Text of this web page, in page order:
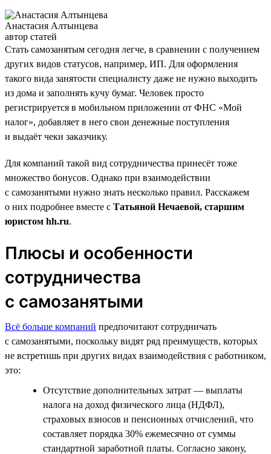
Анастасия Алтынцева
автор статей
Стать самозанятым сегодня легче, в сравнении с получением
других видов статусов, например, ИП. Для оформления
такого вида занятости специалисту даже не нужно выходить
из дома и заполнять кучу бумаг. Человек просто
регистрируется в мобильном приложении от ФНС «Мой
налог», добавляет в него свои денежные поступления
и выдаёт чеки заказчику.
Для компаний такой вид сотрудничества принесёт тоже
множество бонусов. Однако при взаимодействии
с самозанятыми нужно знать несколько правил. Расскажем
о них подробнее вместе с Татьяной Нечаевой, старшим
юристом hh.ru.
Плюсы и особенности
сотрудничества
с самозанятыми
Всё больше компаний предпочитают сотрудничать
с самозанятыми, поскольку видят ряд преимуществ, которых
не встретишь при других видах взаимодействия с работником,
это:
Отсутствие дополнительных затрат — выплаты
налога на доход физического лица (НДФЛ),
страховых взносов и пенсионных отчислений, что
составляет порядка 30% ежемесячно от суммы
стандартной заработной платы. Согласно закону,